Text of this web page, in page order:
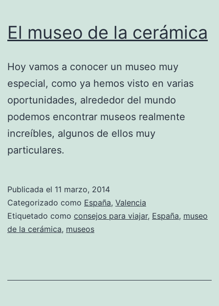
El museo de la cerámica
Hoy vamos a conocer un museo muy
especial, como ya hemos visto en varias
oportunidades, alrededor del mundo
podemos encontrar museos realmente
increíbles, algunos de ellos muy
particulares.
Publicada el 11 marzo, 2014
Categorizado como España, Valencia
Etiquetado como consejos para viajar, España, museo
de la cerámica, museos